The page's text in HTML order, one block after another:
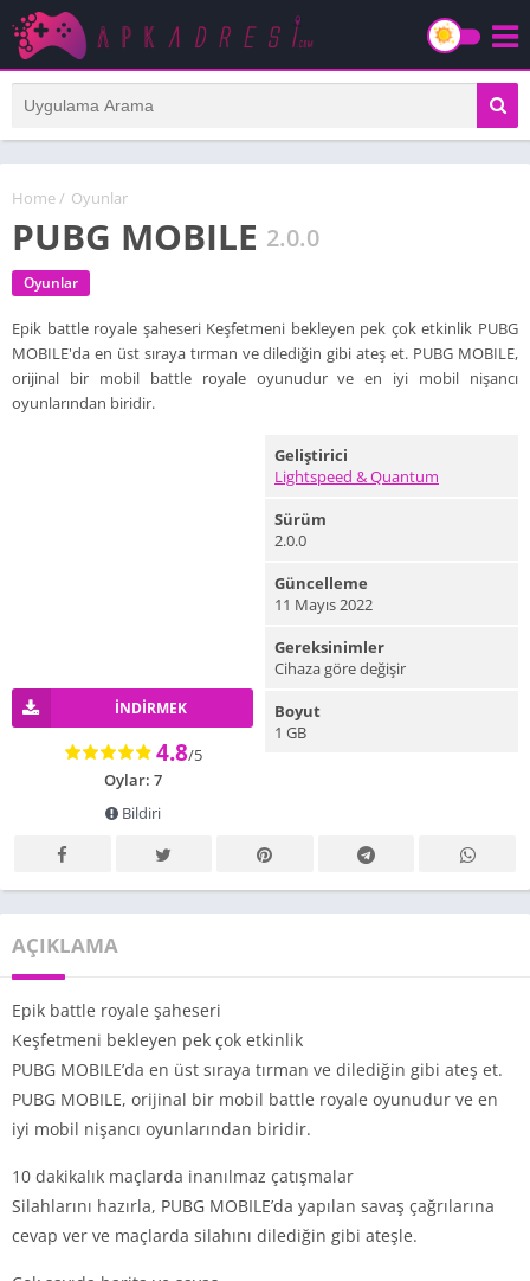
Home/ Oyunlar
PUBG MOBILE 2.0.0
Oyunlar
Epik battle royale şaheseri Keşfetmeni bekleyen pek çok etkinlik PUBG
MOBILE'da en üst sıraya tırman ve dilediğin gibi ateş et. PUBG MOBILE,
orijinal bir mobil battle royale oyunudur ve en iyi mobil nişancı
oyunlarından biridir.
İNDIRMEK
4.8/5
Oylar: 7
Bildiri
Geliştirici
Lightspeed & Quantum
Sürüm
2.0.0
Güncelleme
11 Mayıs 2022
Gereksinimler
Cihaza göre değişir
Boyut
1 GB
AÇIKLAMA
Epik battle royale şaheseri
Keşfetmeni bekleyen pek çok etkinlik
PUBG MOBILE’da en üst sıraya tırman ve dilediğin gibi ateş et.
PUBG MOBILE, orijinal bir mobil battle royale oyunudur ve en
iyi mobil nişancı oyunlarından biridir.
10 dakikalık maçlarda inanılmaz çatışmalar
Silahlarını hazırla, PUBG MOBILE’da yapılan savaş çağrılarına
cevap ver ve maçlarda silahını dilediğin gibi ateşle.